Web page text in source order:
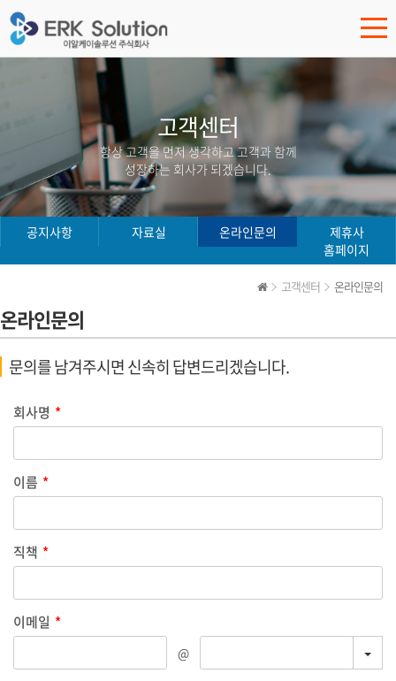
고객센터
항상 고객을 먼저 생각하고 고객과 함께
성장하는 회사가 되겠습니다.
공지사항 자료실 온라인문의
제휴사
홈페이지
고객센터 온라인문의
온라인문의
문의를 남겨주시면 신속히 답변드리겠습니다.
회사명 *
이름 *
직책 *
이메일 *
@